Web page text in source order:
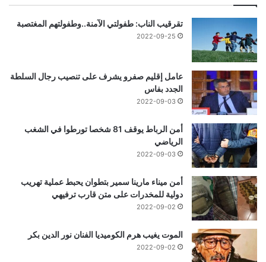
تقرقيب الناب: طفولتي الآمنة..وطفولتهم المغتصبة
2022-09-25
عامل إقليم صفرو يشرف على تنصيب رجال السلطة
الجدد بفاس
2022-09-03
أمن الرباط يوقف 81 شخصا تورطوا في الشغب
الرياضي
2022-09-03
أمن ميناء مارينا سمير بتطوان يحبط عملية تهريب
دولية للمخدرات على متن قارب ترفيهي
2022-09-02
الموت يغيب هرم الكوميديا الفنان نور الدين بكر
2022-09-02